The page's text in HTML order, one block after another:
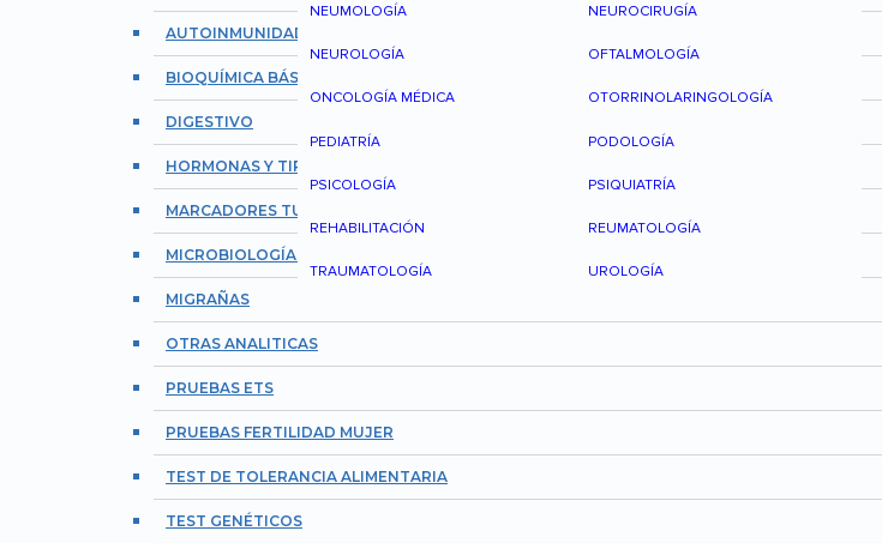
NEUMOLOGÍA NEUROCIRUGÍA
NEUROLOGÍA OFTALMOLOGÍA
ONCOLOGÍA MÉDICA OTORRINOLARINGOLOGÍA
PEDIATRÍA PODOLOGÍA
PSICOLOGÍA PSIQUIATRÍA
REHABILITACIÓN REUMATOLOGÍA
TRAUMATOLOGÍA UROLOGÍA
AUTOINMUNIDAD Y REUMATOLOGÍA
BIOQUÍMICA BÁSICA
DIGESTIVO
HORMONAS Y TIROIDES
MARCADORES TUMORALES
MICROBIOLOGÍA E INFECCIONES
MIGRAÑAS
OTRAS ANALITICAS
PRUEBAS ETS
PRUEBAS FERTILIDAD MUJER
TEST DE TOLERANCIA ALIMENTARIA
TEST GENÉTICOS